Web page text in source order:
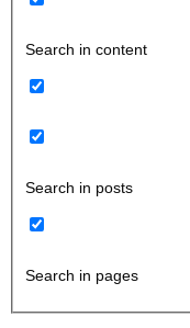
Search in content
Search in posts
Search in pages